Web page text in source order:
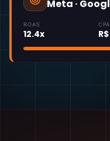
Meta ·
ROAS
12.4x
CPA